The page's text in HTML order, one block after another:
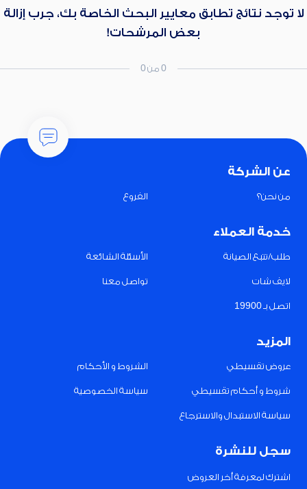
لا توجد نتائج تطابق معايير البحث الخاصة بك، جرب إزالة
بعض المرشحات!
0 من 0
عن الشركة
من نحن؟ الفروع
خدمة العملاء
طلب/تتبع الصيانة الأسئلة الشائعة
لايف شات تواصل معنا
اتصل بـ 19900
المزيد
عروض تقسيطي الشروط و الأحكام
شروط و أحكام تقسيطي سياسة الخصوصية
سياسة الاستبدال والاسترجاع
سجل للنشرة
اشترك لمعرفة أخر العروض